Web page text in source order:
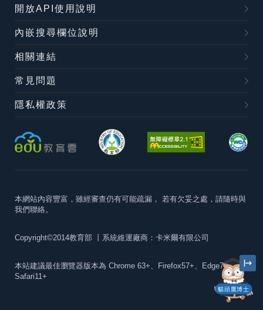
貓頭鷹博士
開放API使用說明
內嵌搜尋欄位說明
相關連結
常見問題
隱私權政策
本網站內容豐富，雖經審查仍有可能疏漏， 若有欠妥之處，請隨時與
我們聯絡。
Copyright©2014教育部 丨系統維運廠商：卡米爾有限公司
本站建議最佳瀏覽器版本為 Chrome 63+、Firefox57+、Edge79+及
Safari11+